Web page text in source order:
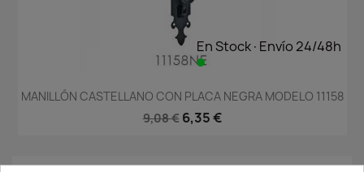
En Stock·Envío 24/48h
MANILLÓN CASTELLANO CON PLACA NEGRA MODELO 11158
9,08 € 6,35 €